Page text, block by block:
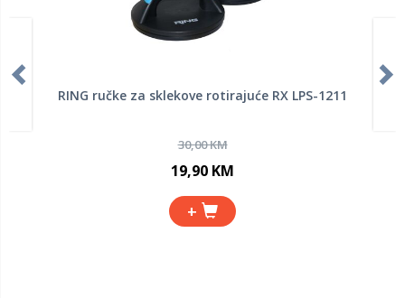
RING ručke za sklekove rotirajuće RX LPS-1211
30,00 KM
19,90 KM
+